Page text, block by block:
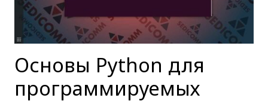
Основы Python для
программируемых